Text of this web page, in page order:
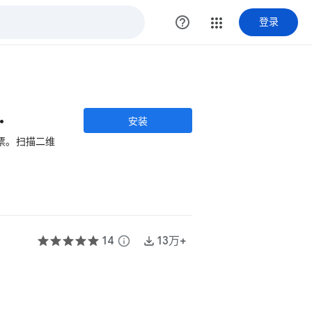
help_outline 登录
手续。
。扫描二维
安装
14 info 13万+